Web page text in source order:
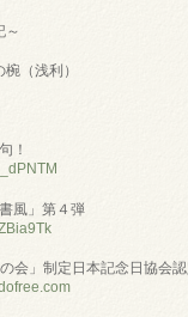
～
（浅利）
！
風」第４弾
会」制定日本記念日協会認